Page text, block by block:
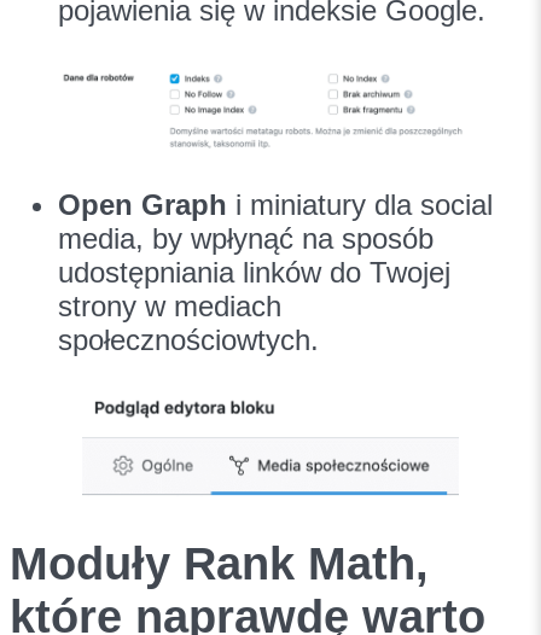
pojawienia się w indeksie Google.
Open Graph i miniatury dla social
media, by wpłynąć na sposób
udostępniania linków do Twojej
strony w mediach
społecznościowtych.
Moduły Rank Math,
które naprawdę warto